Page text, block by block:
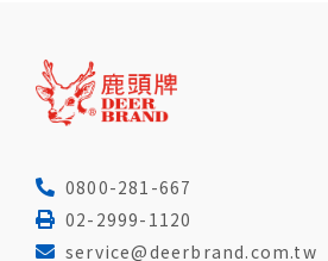
0800-281-667
02-2999-1120
service@deerbrand.com.tw